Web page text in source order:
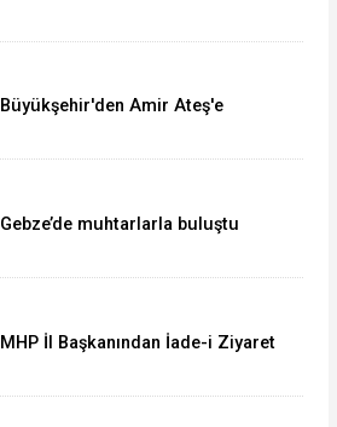
Büyükşehir'den Amir Ateş'e
Gebze’de muhtarlarla buluştu
MHP İl Başkanından İade-i Ziyaret